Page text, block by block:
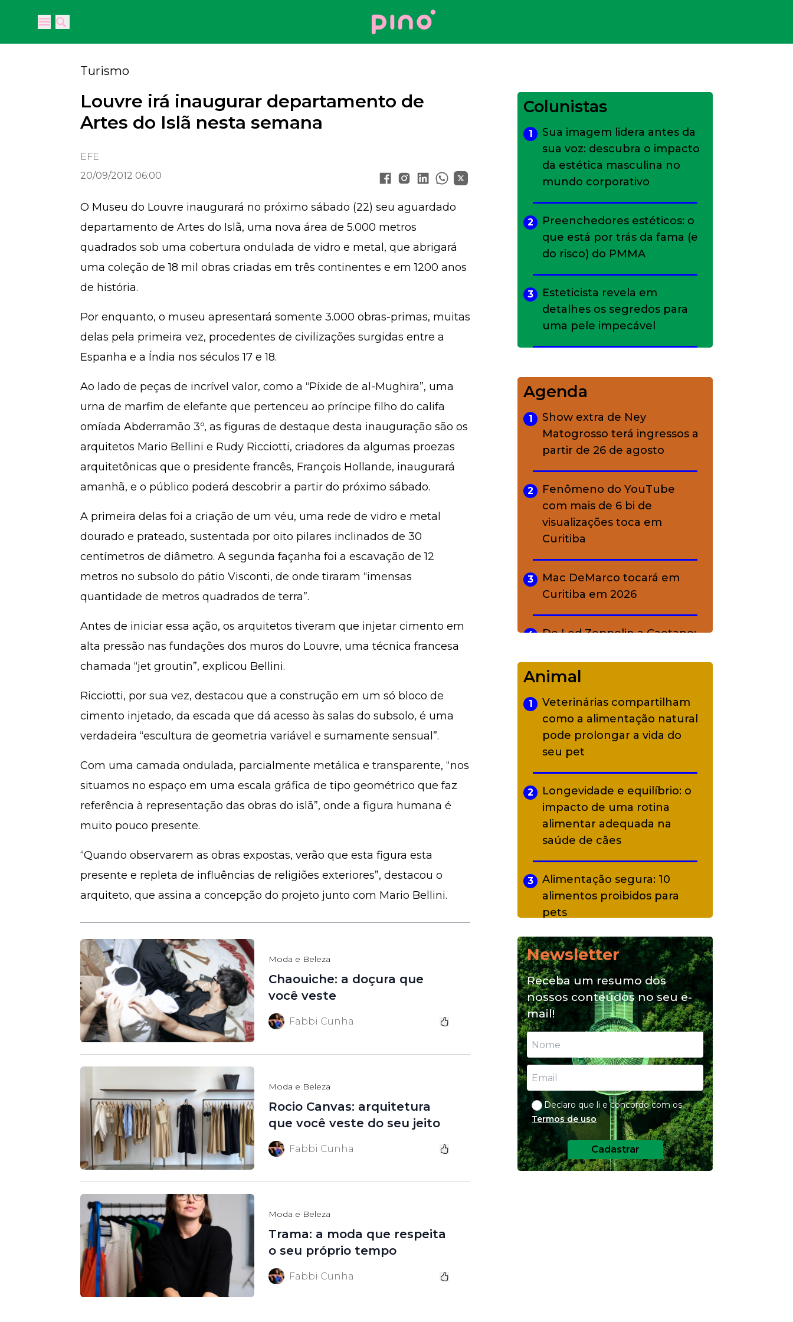
Open main menu
Open main menu
Your Company
Turismo
Louvre irá inaugurar departamento de
Artes do Islã nesta semana
EFE
20/09/2012 06:00
O Museu do Louvre inaugurará no próximo sábado (22) seu aguardado
departamento de Artes do Islã, uma nova área de 5.000 metros
quadrados sob uma cobertura ondulada de vidro e metal, que abrigará
uma coleção de 18 mil obras criadas em três continentes e em 1200 anos
de história.
Por enquanto, o museu apresentará somente 3.000 obras-primas, muitas
delas pela primeira vez, procedentes de civilizações surgidas entre a
Espanha e a Índia nos séculos 17 e 18.
Ao lado de peças de incrível valor, como a “Píxide de al-Mughira”, uma
urna de marfim de elefante que pertenceu ao príncipe filho do califa
omíada Abderramão 3º, as figuras de destaque desta inauguração são os
arquitetos Mario Bellini e Rudy Ricciotti, criadores da algumas proezas
arquitetônicas que o presidente francês, François Hollande, inaugurará
amanhã, e o público poderá descobrir a partir do próximo sábado.
A primeira delas foi a criação de um véu, uma rede de vidro e metal
dourado e prateado, sustentada por oito pilares inclinados de 30
centímetros de diâmetro. A segunda façanha foi a escavação de 12
metros no subsolo do pátio Visconti, de onde tiraram “imensas
quantidade de metros quadrados de terra”.
Antes de iniciar essa ação, os arquitetos tiveram que injetar cimento em
alta pressão nas fundações dos muros do Louvre, uma técnica francesa
chamada “jet groutin”, explicou Bellini.
Ricciotti, por sua vez, destacou que a construção em um só bloco de
cimento injetado, da escada que dá acesso às salas do subsolo, é uma
verdadeira “escultura de geometria variável e sumamente sensual”.
Com uma camada ondulada, parcialmente metálica e transparente, “nos
situamos no espaço em uma escala gráfica de tipo geométrico que faz
referência à representação das obras do islã”, onde a figura humana é
muito pouco presente.
“Quando observarem as obras expostas, verão que esta figura esta
presente e repleta de influências de religiões exteriores”, destacou o
arquiteto, que assina a concepção do projeto junto com Mario Bellini.
Moda e Beleza
Chaouiche: a doçura que
você veste
Fabbi Cunha
Moda e Beleza
Rocio Canvas: arquitetura
que você veste do seu jeito
Fabbi Cunha
Moda e Beleza
Trama: a moda que respeita
o seu próprio tempo
Fabbi Cunha
Colunistas
1
Sua imagem lidera antes da
sua voz: descubra o impacto
da estética masculina no
mundo corporativo
2
Preenchedores estéticos: o
que está por trás da fama (e
do risco) do PMMA
3
Esteticista revela em
detalhes os segredos para
uma pele impecável
charme rústico que
conquistou o luxo
A ciência por trás da
skincare: a função de cada
ativo
Agenda
1
Show extra de Ney
Matogrosso terá ingressos a
partir de 26 de agosto
2
Fenômeno do YouTube
com mais de 6 bi de
visualizações toca em
Curitiba
3
Mac DeMarco tocará em
Curitiba em 2026
4
De Led Zeppelin a Caetano:
diverso a partir de R$ 17
5
Adriana Calcanhotto retoma
alter ego infantil para show
em Curitiba
Animal
1
Veterinárias compartilham
como a alimentação natural
pode prolongar a vida do
seu pet
2
Longevidade e equilíbrio: o
impacto de uma rotina
alimentar adequada na
saúde de cães
3
Alimentação segura: 10
alimentos proibidos para
pets
4
Alimentação natural e mix
feeding: conheça essas
opções para nutrição do seu
pet
Newsletter
Receba um resumo dos
nossos conteúdos no seu e-
mail!
Declaro que li e concordo com os
Termos de uso
Cadastrar